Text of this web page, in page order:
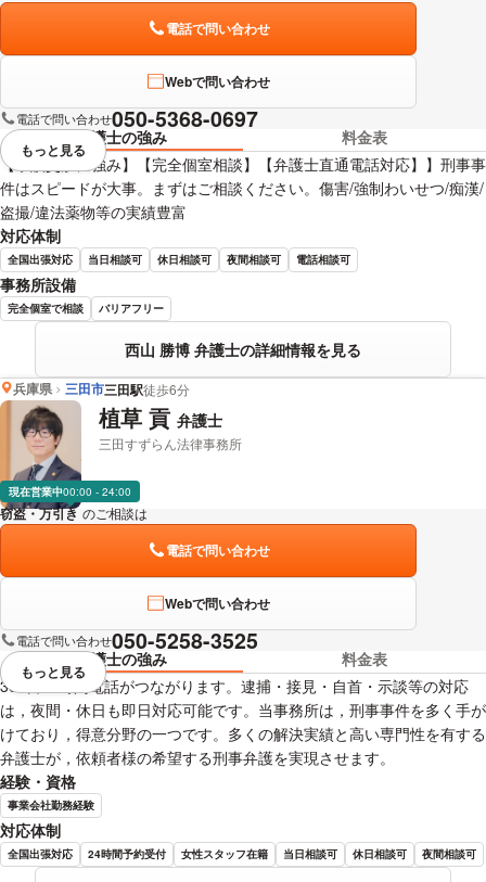
電話で問い合わせ
Webで問い合わせ
電話で問い合わせ050-5368-0697
弁護士の強み
料金表
【示談交渉に強み】【完全個室相談】【弁護士直通電話対応】】刑事事
件はスピードが大事。まずはご相談ください。傷害/強制わいせつ/痴漢/
盗撮/違法薬物等の実績豊富
対応体制
全国出張対応 当日相談可 休日相談可 夜間相談可 電話相談可
事務所設備
完全個室で相談 バリアフリー
西山 勝博 弁護士の詳細情報を見る
視覚的に省略されている要素を
もっと見る
兵庫県 三田市三田駅徒歩6分
植草 貢 弁護士
三田すずらん法律事務所
現在営業中00:00 - 24:00
窃盗・万引き のご相談は
電話で問い合わせ
Webで問い合わせ
電話で問い合わせ050-5258-3525
弁護士の強み
料金表
365日24時間電話がつながります。逮捕・接見・自首・示談等の対応
は，夜間・休日も即日対応可能です。当事務所は，刑事事件を多く手が
けており，得意分野の一つです。多くの解決実績と高い専門性を有する
弁護士が，依頼者様の希望する刑事弁護を実現させます。
経験・資格
事業会社勤務経験
対応体制
全国出張対応 24時間予約受付 女性スタッフ在籍 当日相談可 休日相談可 夜間相談可
視覚的に省略されている要素を
もっと見る